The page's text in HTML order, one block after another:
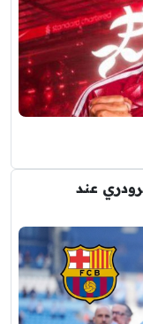
عند